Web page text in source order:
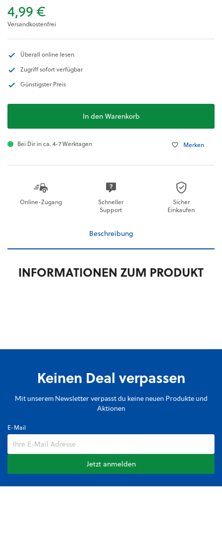
4,99 €
Versandkostenfrei
Überall online lesen
Zugriff sofort verfügbar
Günstigster Preis
In den Warenkorb
Bei Dir in ca. 4-7 Werktagen Merken
Online-Zugang
Schneller
Support
Sicher
Einkaufen
Beschreibung
INFORMATIONEN ZUM PRODUKT
Keinen Deal verpassen
Mit unserem Newsletter verpasst du keine neuen Produkte und
Aktionen
E-Mail
Jetzt anmelden